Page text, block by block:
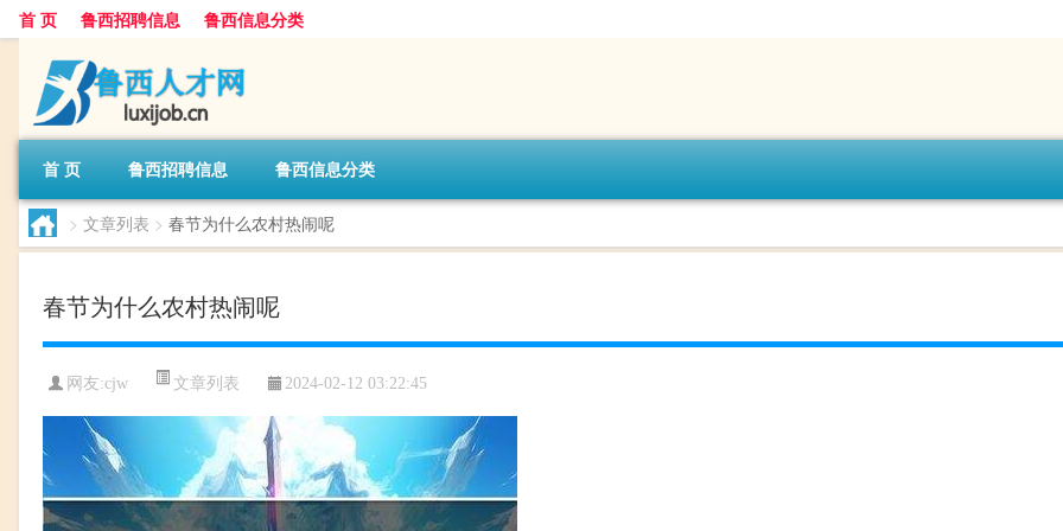
首 页 鲁西招聘信息 鲁西信息分类
首 页 鲁西招聘信息 鲁西信息分类
> 文章列表 > 春节为什么农村热闹呢
春节为什么农村热闹呢
网友:cjw 文章列表 2024-02-12 03:22:45